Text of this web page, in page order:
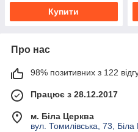
Купити
Про нас
98% позитивних з 122
Працює з 28.12.2017
м. Біла Церква
вул. Томилівська, 73, Біла